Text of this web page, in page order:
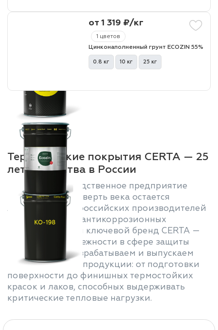
1 цветов
от 1 319 ₽/кг
Цинконаполненный грунт ECOZIN 55%
0.8 кг 10 кг 25 кг
Термостойкие покрытия CERTA — 25
лет лидерства в России
Научно-производственное предприятие
«Спектр» уже четверть века остается
лидером среди российских производителей
термостойких и антикоррозионных
материалов. Наш ключевой бренд CERTA —
это синоним надежности в сфере защиты
металлов. Мы разрабатываем и выпускаем
широкий спектр продукции: от подготовки
поверхности до финишных термостойких
красок и лаков, способных выдерживать
критические тепловые нагрузки.